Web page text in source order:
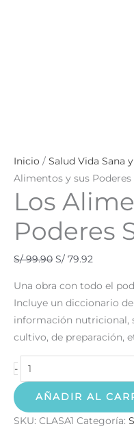
Inicio / Salud Vida Sana
Alimentos y sus Poderes
Los
Poderes
S/99.90 S/ 79.92
Una obra con todo el
Incluye un diccionario
información nutricional,
cultivo, de preparación,
-
AÑADIR AL
SKU: CLASA1 Categoría: